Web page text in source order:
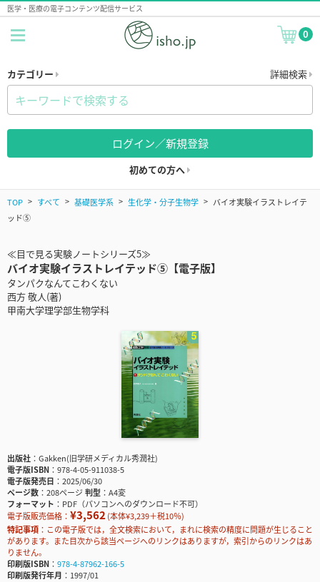
医学・医療の電子コンテンツ配信サービス
0
カテゴリー 詳細検索
ログイン／新規登録
初めての方へ
TOP すべて 基礎医学系 生化学・分子生物学
バイオ実験イラストレイテ
ッド⑤
≪目で見る実験ノートシリーズ5≫
バイオ実験イラストレイテッド⑤【電子版】
タンパクなんてこわくない
西方 敬人(著)
甲南大学理学部生物学科
出版社
Gakken(旧学研メディカル秀潤社)
電子版ISBN
978-4-05-911038-5
電子版発売日
2025/06/30
ページ数
208ページ判型
A4変
フォーマット
PDF（パソコンへのダウンロード不可）
電子版販売価格： ¥3,562 (本体¥3,239＋税10％)
特記事項
この電子版では，全文検索において，まれに検索の精度に問題が生じること
があります。また目次から該当ページへのリンクはありますが，索引からのリンクはあ
りません。
印刷版ISBN
978-4-87962-166-5
印刷版発行年月
1997/01